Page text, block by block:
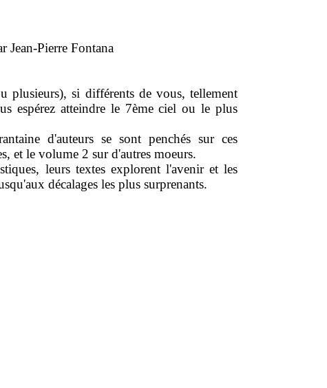
Jean-Pierre Fontana
plusieurs), si différents de vous, tellement
espérez atteindre le 7ème ciel ou le plus
d'auteurs se sont penchés sur ces
et le volume 2 sur d'autres moeurs.
leurs textes explorent l'avenir et les
décalages les plus surprenants.